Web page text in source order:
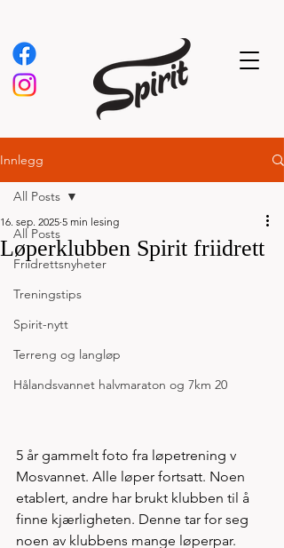
Innlegg
All Posts
Friidrettsnyheter
Treningstips
Spirit-nytt
Terreng og langløp
Hålandsvannet halvmaraton og 7km 20
All Posts
Løperklubben Spirit friidrett
16. sep. 2025 5 min lesing
5 år gammelt foto fra løpetrening v
Mosvannet. Alle løper fortsatt. Noen
etablert, andre har brukt klubben til å
finne kjærligheten. Denne tar for seg
noen av klubbens mange løperpar.